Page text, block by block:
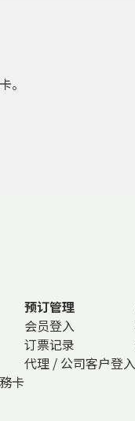
。
卡
预订管理
会员登入
订票记录
代理 / 公司客户登入